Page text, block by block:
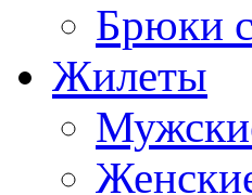
Брюки
Жилеты